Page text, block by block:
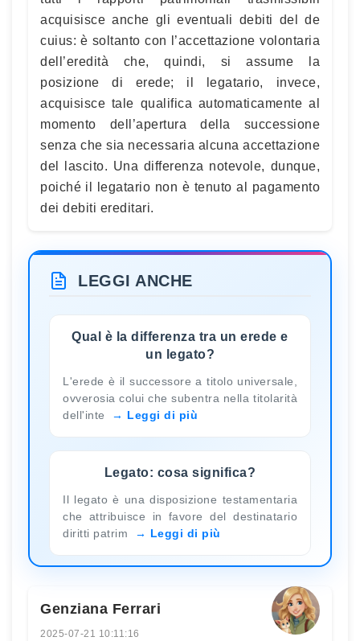
acquisisce anche gli eventuali debiti del de
cuius: è soltanto con l’accettazione volontaria
dell’eredità che, quindi, si assume la
posizione di erede; il legatario, invece,
acquisisce tale qualifica automaticamente al
momento dell’apertura della successione
senza che sia necessaria alcuna accettazione
del lascito. Una differenza notevole, dunque,
poiché il legatario non è tenuto al pagamento
dei debiti ereditari.
LEGGI ANCHE
Qual è la differenza tra un erede e
un legato?
L'erede è il successore a titolo universale,
ovverosia colui che subentra nella titolarità
dell'inte
Leggi di più
Legato: cosa significa?
Il legato è una disposizione testamentaria
che attribuisce in favore del destinatario
diritti patrim
Leggi di più
Genziana Ferrari
2025-07-21 10:11:16